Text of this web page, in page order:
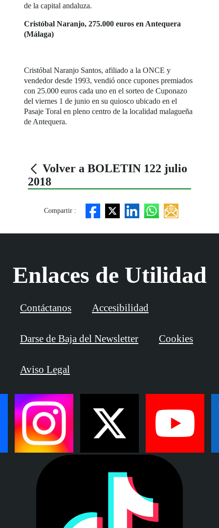
de la capital andaluza.
Cristóbal Naranjo, 275.000 euros en Antequera
(Málaga)
Cristóbal Naranjo Santos, afiliado a la ONCE y
vendedor desde 1993, vendió once cupones premiados
con 25.000 euros cada uno en el sorteo de Cuponazo
del viernes 1 de junio en su quiosco ubicado en el
Pasaje Toral en pleno centro de la localidad malagueña
de Antequera.
Volver a BOLETIN 122 julio
2018
Compartir :
Enlaces de Utilidad
Contáctanos Accesibilidad
Darse de Baja del Newsletter Cookies
Aviso Legal